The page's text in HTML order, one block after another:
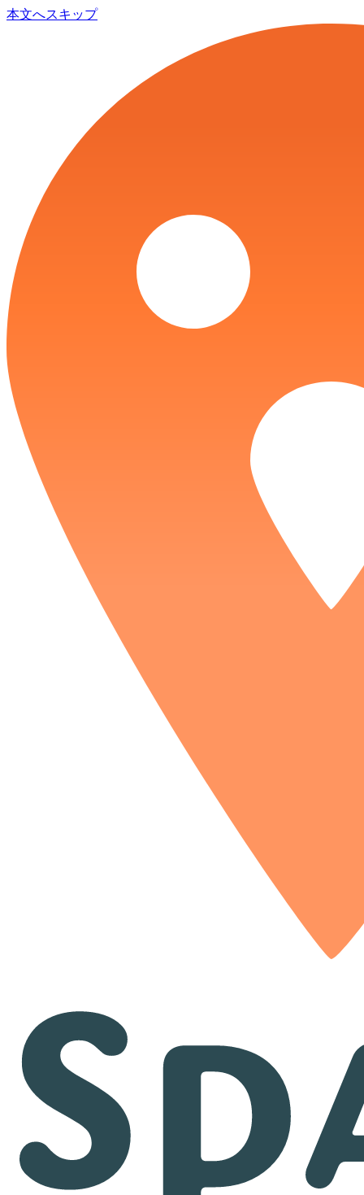
本文へスキップ